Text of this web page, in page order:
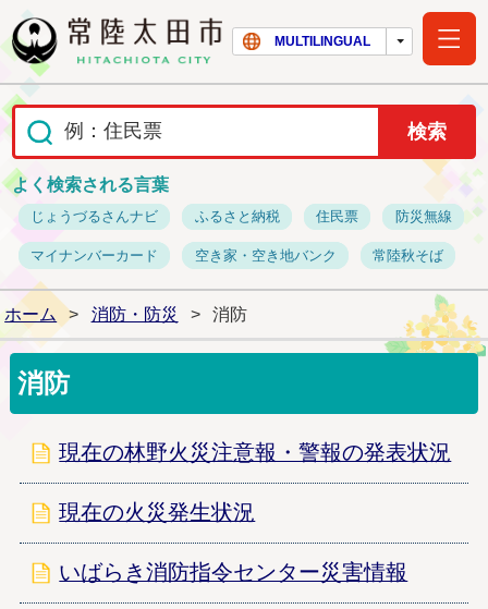
常陸太田市ホー
MULTILINGUAL
よく検索される言葉
じょうづるさんナビ ふるさと納税 住民票 防災無線
マイナンバーカード 空き家・空き地バンク 常陸秋そば
ホーム > 消防・防災 > 消防
消防
現在の林野火災注意報・警報の発表状況
現在の火災発生状況
いばらき消防指令センター災害情報